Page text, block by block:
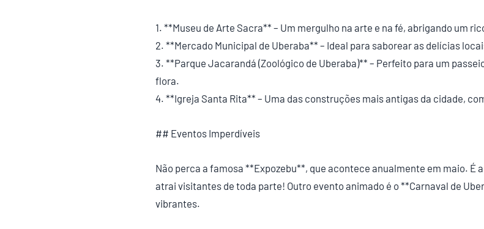
1. **Museu de Arte Sacra** – Um mergulho na arte e na fé, abrigando um
2. **Mercado Municipal de Uberaba** – Ideal para saborear as delícias
3. **Parque Jacarandá (Zoológico de Uberaba)** – Perfeito para um
flora.
4. **Igreja Santa Rita** – Uma das construções mais antigas da cidade,
## Eventos Imperdíveis
Não perca a famosa **Expozebu**, que acontece anualmente em maio. É
atrai visitantes de toda parte! Outro evento animado é o **Carnaval de
vibrantes.